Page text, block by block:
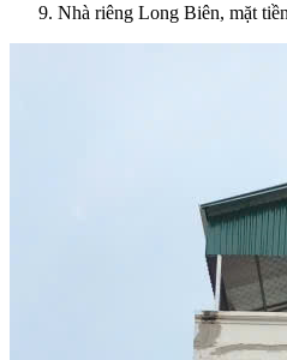
Nhà riêng Long Biên, mặt